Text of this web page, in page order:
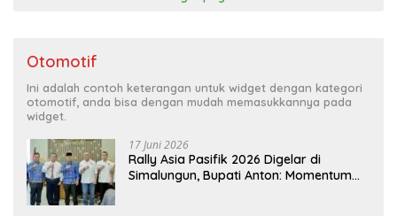
Otomotif
Ini adalah contoh keterangan untuk widget dengan kategori
otomotif, anda bisa dengan mudah memasukkannya pada
widget.
17 Juni 2026
Rally Asia Pasifik 2026 Digelar di
Simalungun, Bupati Anton: Momentum